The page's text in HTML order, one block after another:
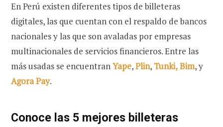
En Perú existen diferentes tipos de billeteras
digitales, las que cuentan con el respaldo de bancos
nacionales y las que son avaladas por empresas
multinacionales de servicios financieros. Entre las
más usadas se encuentranYape,Plin, Tunki,Bim, y
Agora Pay.
Conoce las 5 mejores billeteras